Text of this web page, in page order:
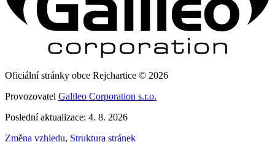
Oficiální stránky obce Rejchartice © 2026
Provozovatel Galileo Corporation s.r.o.
Poslední aktualizace: 4. 8. 2026
Změna vzhledu, Struktura stránek